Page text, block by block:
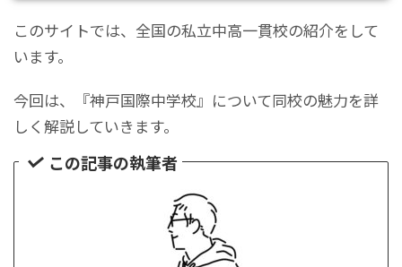
このサイトでは、全国の私立中高一貫校の紹介をして
います。
今回は、『神戸国際中学校』について同校の魅力を詳
しく解説していきます。
この記事の執筆者